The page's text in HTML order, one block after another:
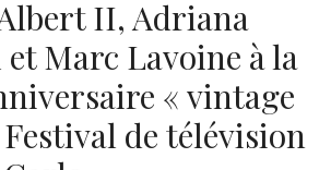
II, Adriana
Marc Lavoine à la
« vintage
de télévision